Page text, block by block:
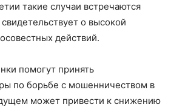
такие случаи встречаются
о высокой
действий.
помогут принять
по борьбе с мошенничеством в
может привести к снижению